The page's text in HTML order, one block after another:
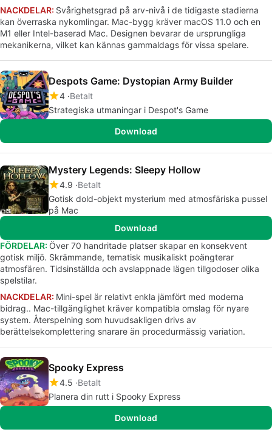
NACKDELAR: Svårighetsgrad på arv-nivå i de tidigaste stadierna
kan överraska nykomlingar. Mac-bygg kräver macOS 11.0 och en
M1 eller Intel-baserad Mac. Designen bevarar de ursprungliga
mekanikerna, vilket kan kännas gammaldags för vissa spelare.
Despots Game: Dystopian Army Builder
4 Betalt
Strategiska utmaningar i Despot's Game
Download
Mystery Legends: Sleepy Hollow
4.9 Betalt
Gotisk dold-objekt mysterium med atmosfäriska pussel
på Mac
Download
FÖRDELAR: Över 70 handritade platser skapar en konsekvent
gotisk miljö. Skrämmande, tematisk musikaliskt poängterar
atmosfären. Tidsinställda och avslappnade lägen tillgodoser olika
spelstilar.
NACKDELAR: Mini-spel är relativt enkla jämfört med moderna
bidrag.. Mac-tillgänglighet kräver kompatibla omslag för nyare
system. Återspelning som huvudsakligen drivs av
berättelsekomplettering snarare än procedurmässig variation.
Spooky Express
4.5 Betalt
Planera din rutt i Spooky Express
Download